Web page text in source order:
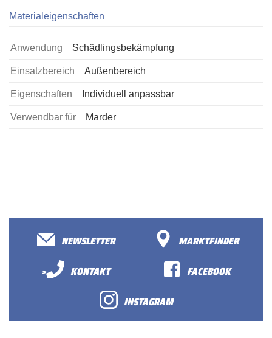
Materialeigenschaften
Anwendung Schädlingsbekämpfung
Einsatzbereich Außenbereich
Eigenschaften Individuell anpassbar
Verwendbar für Marder
NEWSLETTER
MARKTFINDER
>
KONTAKT
FACEBOOK
INSTAGRAM